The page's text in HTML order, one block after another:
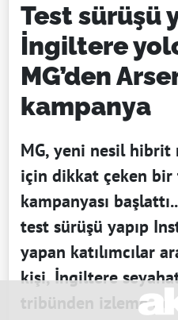
Test sürüşü
İngiltere
MG’den
kampanya
MG, yeni nesil hibrit
için dikkat çeken bir
kampanyası
test sürüşü yapıp
yapan katılımcılar
kişi, İngiltere
tribünden izleme